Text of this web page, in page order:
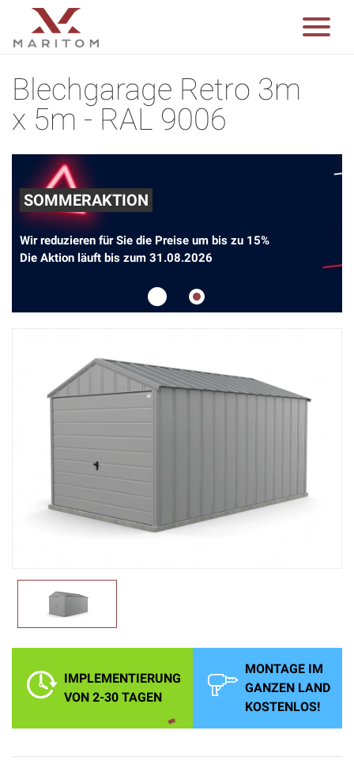
Blechgarage Retro 3m
x 5m - RAL 9006
SOMMERAKTION
Wir reduzieren für Sie die Preise um bis zu 15%
Die Aktion läuft bis zum 31.08.2026
IMPLEMENTIERUNG
VON 2-30 TAGEN
MONTAGE IM
GANZEN LAND
KOSTENLOS!